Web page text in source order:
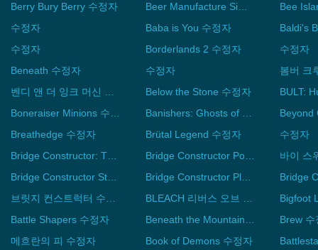
Berry Bury Berry 수정자
Beer Manufacture Simulator 수정자
Bee
수정자
Baba is You 수정자
수정자
Borderlands 2 수정자
수정자
Beneath 수정자
수정자
봄버 크
벤디 앤 더 잉크 머신 수정자
Below the Stone 수정자
Boneraiser Minions 수정자
Banishers: Ghosts of New Eden 수정자
Beyond
Breathedge 수정자
Brütal Legend 수정자
수정자
Bridge Constructor: The Walking Dead 수정자
Bridge Constructor Portal 수정자
바이 스
Bridge Constructor Stunts 수정자
Bridge Constructor Playground 수정자
브릿지 컨스트럭터 수정자
BLEACH 리버스 오브 소울즈 수정자
Bigfoot
Battle Shapers 수정자
Beneath the Mountain 수정자
Brew 수
메흐란의 피 수정자
Book of Demons 수정자